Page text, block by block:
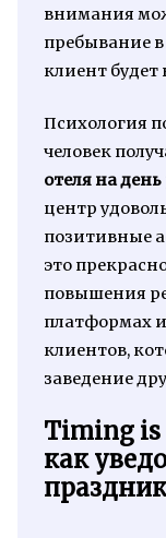
внимания
пребывание
клиент
Психология
человек
отеля на
центр
позитивные
это
повышения
платформах
клиентов,
заведение
Timing is
как